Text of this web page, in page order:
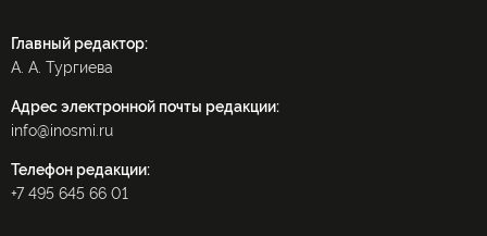
Главный редактор:
А. А. Тургиева
Адрес электронной почты редакции:
info@inosmi.ru
Телефон редакции:
+7 495 645 66 01